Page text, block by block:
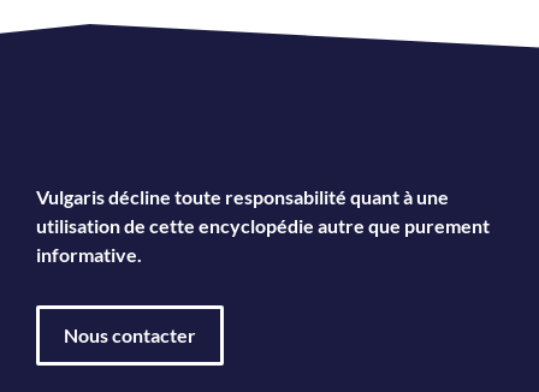
Vulgaris décline toute responsabilité quant à une
utilisation de cette encyclopédie autre que purement
informative.
Nous contacter